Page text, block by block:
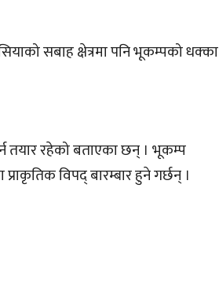
सबाह क्षेत्रमा पनि भूकम्पको धक्का
तयार रहेको बताएका छन् । भूकम्प
विपद् बारम्बार हुने गर्छन् ।